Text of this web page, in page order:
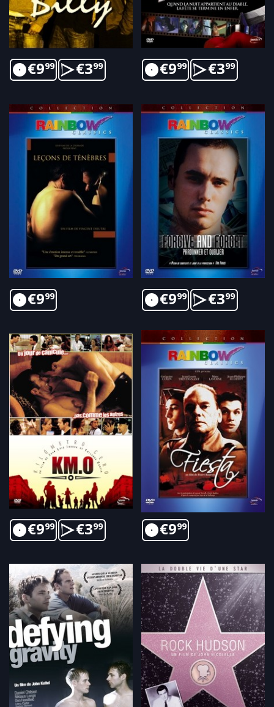
€999 €399 €999 €399
€999 €999 €399
€999 €399 €999